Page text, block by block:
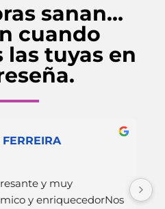
sanan…
cuando
tuyas en
y muy
y enriquecedorNos